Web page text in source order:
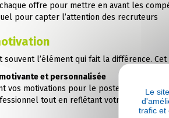
offre pour mettre en avant les
pour capter l’attention des recruteurs
souvent l’élément qui fait la différence.
et personnalisée
vos motivations pour le poste et
tout en reflétant votre
Le
trafic et